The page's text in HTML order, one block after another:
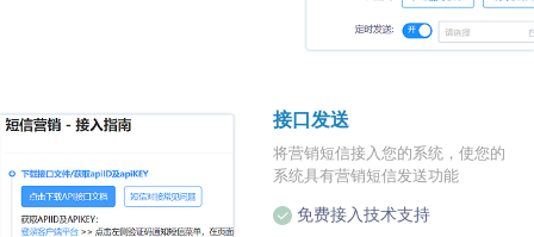
接口发送
将营销短信接入您的系统，使您的
系统具有营销短信发送功能
免费接入技术支持